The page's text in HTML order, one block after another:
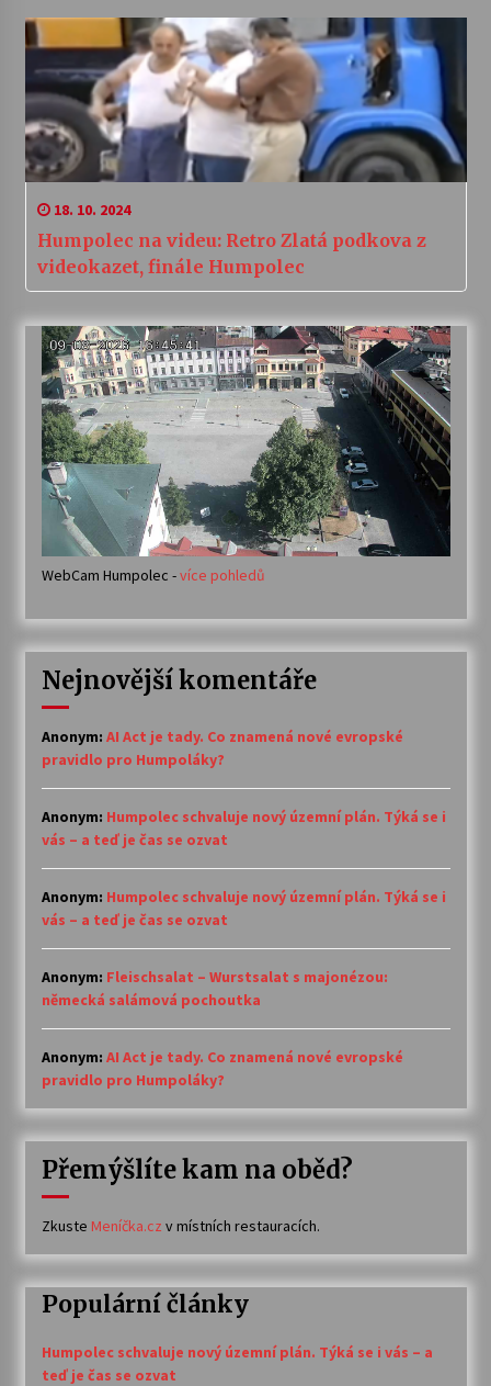
18. 10. 2024
Humpolec na videu: Retro Zlatá podkova z
videokazet, finále Humpolec
WebCam Humpolec -více pohledů
Nejnovější komentáře
Anonym: AI Act je tady. Co znamená nové evropské
pravidlo pro Humpoláky?
Anonym: Humpolec schvaluje nový územní plán. Týká se i
vás – a teď je čas se ozvat
Anonym: Humpolec schvaluje nový územní plán. Týká se i
vás – a teď je čas se ozvat
Anonym: Fleischsalat – Wurstsalat s majonézou:
německá salámová pochoutka
Anonym: AI Act je tady. Co znamená nové evropské
pravidlo pro Humpoláky?
Přemýšlíte kam na oběd?
Zkuste Meníčka.cz v místních restauracích.
Populární články
Humpolec schvaluje nový územní plán. Týká se i vás – a
teď je čas se ozvat